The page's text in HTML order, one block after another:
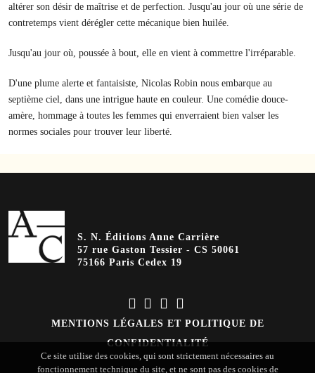
altérer son désir de maîtrise et de perfection. Jusqu'au jour où une série de
contretemps vient dérégler cette mécanique bien huilée.
Jusqu'au jour où, poussée à bout, elle en vient à commettre l'irréparable.
D'une plume alerte et fantaisiste, Nicolas Robin nous embarque au
septième ciel, dans une intrigue haute en couleur. Une comédie douce-
amère, hommage à toutes les femmes qui enverraient bien valser les
normes sociales pour trouver leur liberté.
S. N. Éditions Anne Carrière
57 rue Gaston Tessier - CS 50061
75166 Paris Cedex 19
MENTIONS LÉGALES ET POLITIQUE DE
CONFIDENTIALITÉ
Ce site utilise des cookies, qui sont strictement nécessaires au
fonctionnement technique du site, et ne sont pas des cookies de